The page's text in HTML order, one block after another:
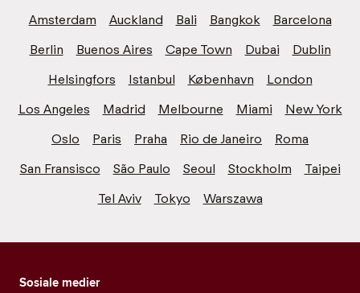
Amsterdam Auckland Bali Bangkok
Barcelona
Berlin
Buenos Aires Cape Town Dubai
Dublin
Helsingfors
Istanbul København
London
Los Angeles
Madrid Melbourne Miami
New York
Oslo
Paris Praha Rio de Janeiro
Roma
San Fransisco
São Paulo Seoul Stockholm
Taipei
Tel Aviv
Tokyo Warszawa
Sosiale medier